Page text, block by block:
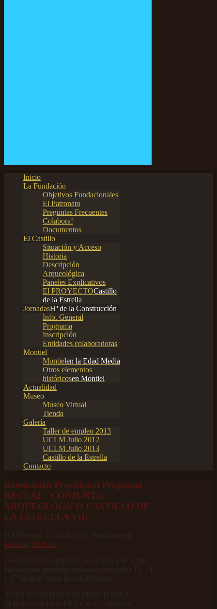
Inicio
La Fundación
Objetivos Fundacionales
El Patronato
Preguntas Frecuentes
Colabora!
Documentos
El Castillo
Situación y Acceso
Historia
Descripción
Arqueológica
Paneles Explicativos
El PROYECTOCastillo
de la Estrella
JornadasHª de la Construcción
Info. General
Programa
Inscripción
Entidades colaboradoras
Montiel
Montielen la Edad Media
Otros elementos
históricosen Montiel
Actualidad
Museo
Museo Virtual
Tienda
Galería
Taller de empleo 2013
UCLM Julio 2012
UCLM Julio 2013
Castillo de la Estrella
Contacto
Baremación Provisional Programa
RECUAL "CONJUNTO
ARQUEOLÓGICO CASTILLO DE
LA ESTRELLA VIII"
General Noticias